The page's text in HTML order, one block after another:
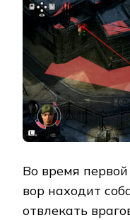
Во время
вор находит
отвлекать